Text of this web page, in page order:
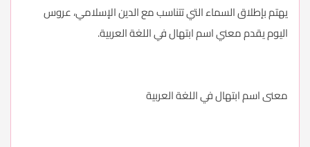
يهتم بإطلاق السماء التي تتناسب مع الدين الإسلامي، عروس
اليوم يقدم معني اسم ابتهال في اللغة العربية.
معنى اسم ابتهال في اللغة العربية